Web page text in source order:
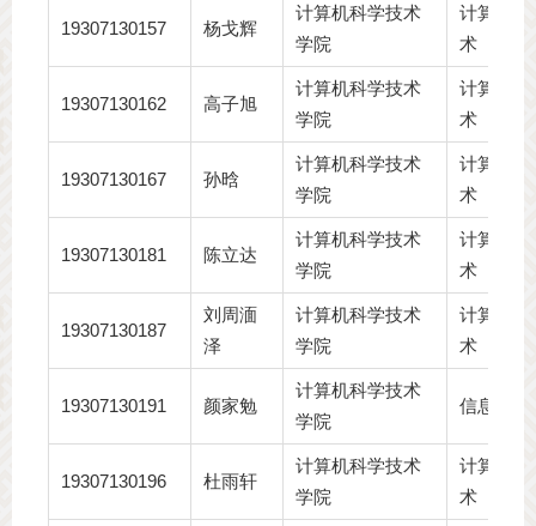
19307130157 杨戈辉
计算机科学技术
学院
计算机科
术
19307130162 高子旭
计算机科学技术
学院
计算机科
术
19307130167 孙晗
计算机科学技术
学院
计算机科
术
19307130181 陈立达
计算机科学技术
学院
计算机科
术
19307130187
刘周湎
泽
计算机科学技术
学院
计算机科
术
19307130191 颜家勉
计算机科学技术
学院
信息安全
19307130196 杜雨轩
计算机科学技术
学院
计算机科
术